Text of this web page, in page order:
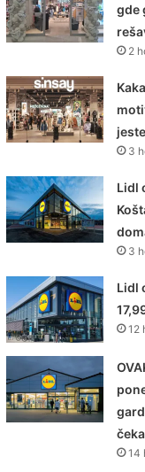
gde
2
jeste
3
Lidl
3
Lidl
12
14